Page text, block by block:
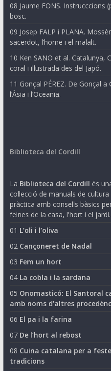
08 Jaume FONS. Instrucccions
bosc.
09 Josep FALP i PLANA.
sacerdot, l’home i el malalt.
10 Ken SANO et al. Catalunya,
coral i il·lustrada des del Japó.
11 Gonçal PÉREZ. De Gonçal
l’Àsia i l’Oceania.
Biblioteca del Cordill
La Biblioteca del Cordill és
col·lecció de manuals de cultura
pràctica amb consells bàsics
feines de la casa, l'hort i el jardí.
01 L’oli i l’oliva
02 Cançoneret de Nadal
03 Fem un hort
04 La cobla i la sardana
05 Onomasticó: El Santoral
amb noms d'altres
06 El pa i la farina
07 De l’hort al rebost
08 Cuina catalana per a
tradicions